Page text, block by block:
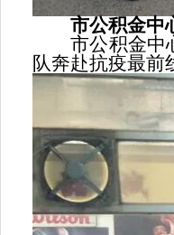
市公积金中
市公积金中心
队奔赴抗疫最前